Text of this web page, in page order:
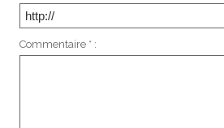
Commentaire * :